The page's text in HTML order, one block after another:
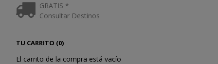
GRATIS *
Consultar Destinos
TU CARRITO (0)
El carrito de la compra está vacío